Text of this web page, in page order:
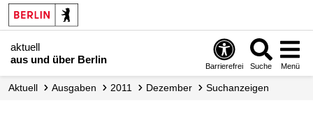
aktuell
aus und über Berlin
Barrierefrei Suche Menü
aktuell Ausgaben 2011 Dezember Suchanzeigen